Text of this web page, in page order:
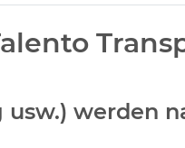
werden